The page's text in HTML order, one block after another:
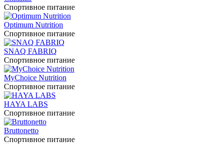
Спортивное питание
Optimum Nutrition
Спортивное питание
SNAQ FABRIQ
Спортивное питание
MyChoice Nutrition
Спортивное питание
HAYA LABS
Спортивное питание
Bruttonetto
Спортивное питание